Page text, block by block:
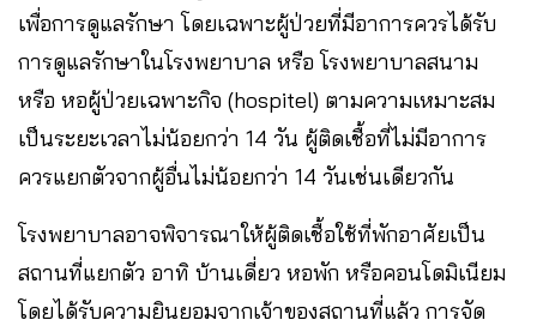
เพื่อการดูแลรักษา โดยเฉพาะผู้ป่วยที่มีอาการควรได้รับ
การดูแลรักษาในโรงพยาบาล หรือ โรงพยาบาลสนาม
หรือ หอผู้ป่วยเฉพาะกิจ (hospitel) ตามความเหมาะสม
เป็นระยะเวลาไม่น้อยกว่า 14 วัน ผู้ติดเชื้อที่ไม่มีอาการ
ควรแยกตัวจากผู้อื่นไม่น้อยกว่า 14 วันเช่นเดียวกัน
โรงพยาบาลอาจพิจารณาให้ผู้ติดเชื้อใช้ที่พักอาศัยเป็น
สถานที่แยกตัว อาทิ บ้านเดี่ยว หอพัก หรือคอนโดมิเนียม
โดยได้รับความยินยอมจากเจ้าของสถานที่แล้ว การจัด